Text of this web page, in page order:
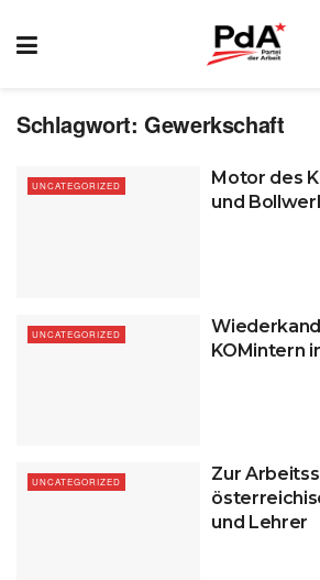
Schlagwort:Gewerkschaft
UNCATEGORIZED
Motor des
und
UNCATEGORIZED
KOMintern
UNCATEGORIZED
Zur
und Lehrer